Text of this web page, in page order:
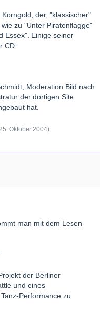
der, "klassischer"
zu "Unter Piratenflagge"
Essex". Einige seiner
CD:
Moderation Bild nach
der dortigen Site
hat.
Oktober 2004)
man mit dem Lesen
der Berliner
und eines
Performance zu